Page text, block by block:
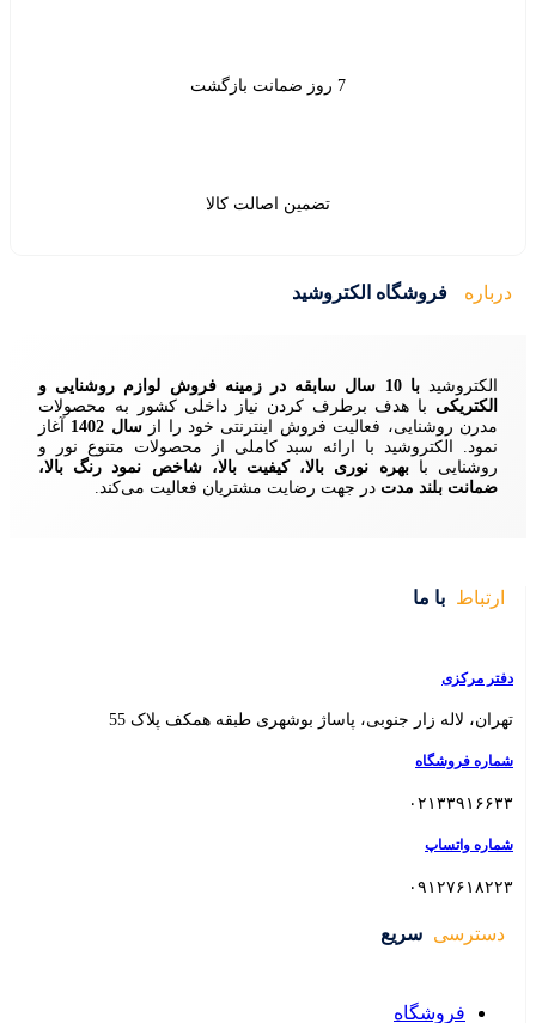
زمینه فروش لوازم روشنایی و
نیاز داخلی کشور به محصولات
اینترنتی خود را ازسال 1402
آغاز
سبد کاملی از محصولات متنوع نور و
کیفیت بالا، شاخص نمود رنگ بالا،
مشتریان فعالیت می‌کند.
بوشهری طبقه همکف پلاک 55